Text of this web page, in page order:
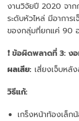
งานวิจัยปี 2020 จา
ระดับหัวไหล่ มีอาการ
ของกลุ่มที่ยกแค่ 90
❗ ข้อผิดพลาดที่ 3: ง
ผลเสีย: เสี่ยงเจ็บหลั
วิธีแก้:
เกร็งหน้าท้องเล็